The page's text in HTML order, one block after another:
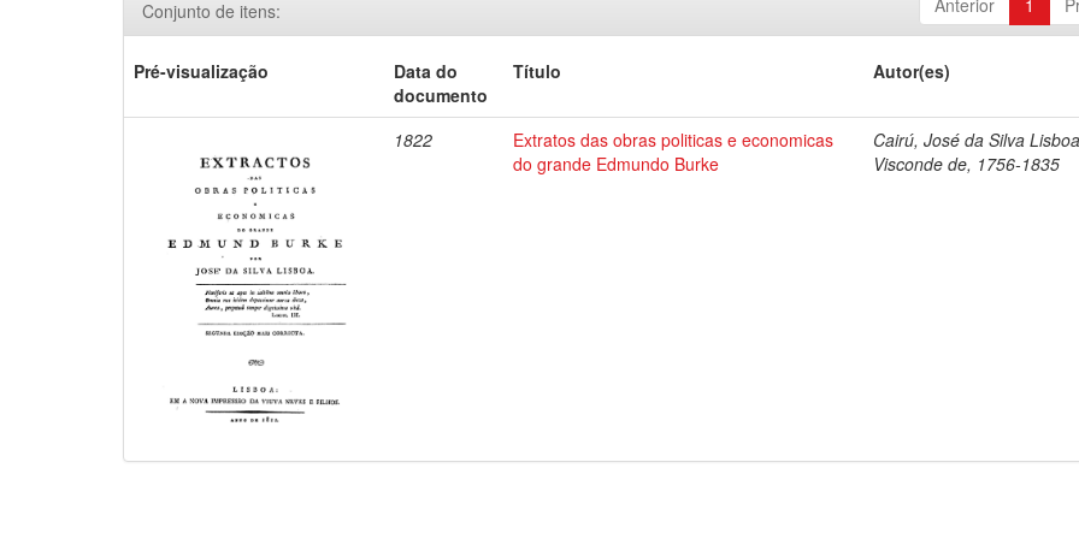
Anterior 1
Conjunto de itens:
Pré-visualização
Data do
documento
Título Autor(es)
1822
Extratos das obras politicas e economicas
do grande Edmundo Burke
Cairú, José da Silva
Visconde de, 1756-1835